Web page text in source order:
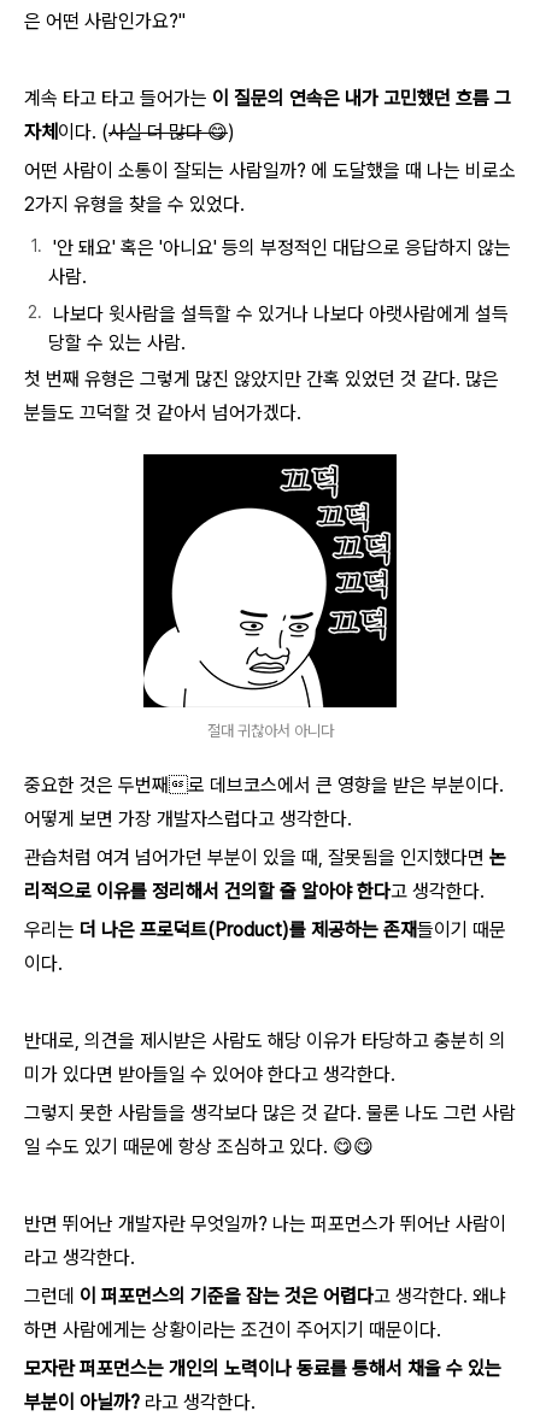
은 어떤 사람인가요?"
계속 타고 타고 들어가는 이 질문의 연속은 내가 고민했던 흐름 그
자체 이다. (사실 더 많다 😋)
어떤 사람이 소통이 잘되는 사람일까? 에 도달했을 때 나는 비로소
2가지 유형을 찾을 수 있었다.
'안 돼요' 혹은 '아니요' 등의 부정적인 대답으로 응답하지 않는
사람.
나보다 윗사람을 설득할 수 있거나 나보다 아랫사람에게 설득
당할 수 있는 사람.
첫 번째 유형은 그렇게 많진 않았지만 간혹 있었던 것 같다. 많은
분들도 끄덕할 것 같아서 넘어가겠다.
절대 귀찮아서 아니다
중요한 것은 두번째로 데브코스에서 큰 영향을 받은 부분이다.
어떻게 보면 가장 개발자스럽다고 생각한다.
관습처럼 여겨 넘어가던 부분이 있을 때, 잘못됨을 인지했다면 논
리적으로 이유를 정리해서 건의할 줄 알아야 한다고 생각한다.
우리는 더 나은 프로덕트(Product)를 제공하는 존재들이기 때문
이다.
반대로, 의견을 제시받은 사람도 해당 이유가 타당하고 충분히 의
미가 있다면 받아들일 수 있어야 한다고 생각한다.
그렇지 못한 사람들을 생각보다 많은 것 같다. 물론 나도 그런 사람
일 수도 있기 때문에 항상 조심하고 있다. 😋😋
반면 뛰어난 개발자란 무엇일까? 나는 퍼포먼스가 뛰어난 사람이
라고 생각한다.
그런데 이 퍼포먼스의 기준을 잡는 것은 어렵다고 생각한다. 왜냐
하면 사람에게는 상황이라는 조건이 주어지기 때문이다.
모자란 퍼포먼스는 개인의 노력이나 동료를 통해서 채울 수 있는
부분이 아닐까? 라고 생각한다.